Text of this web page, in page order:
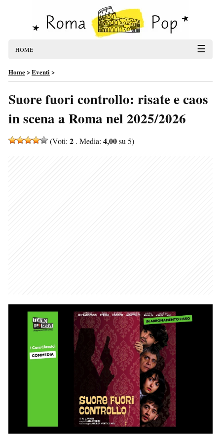
HOME ☰
Home>Eventi>
Suore fuori controllo: risate e caos
in scena a Roma nel 2025/2026
(Voti: 2 . Media: 4,00su 5)